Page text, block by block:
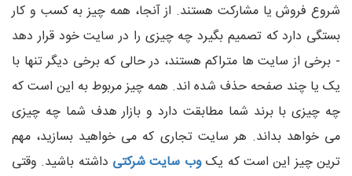
شروع فروش یا مشارکت هستند. از آنجا، همه چیز به کسب و کار
بستگی دارد که تصمیم بگیرد چه چیزی را در سایت خود قرار دهد
- برخی از سایت ها متراکم هستند، در حالی که برخی دیگر تنها با
یک یا چند صفحه حذف شده اند. همه چیز مربوط به این است که
چه چیزی با برند شما مطابقت دارد و بازار هدف شما چه چیزی
می خواهد بداند. هر سایت تجاری که می خواهید بسازید، مهم
ترین چیز این است که یکوب سایت شرکتی داشته باشید. وقتی